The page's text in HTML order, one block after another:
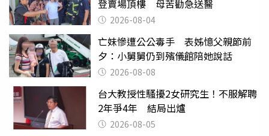
登賣場頂樓 母苦勸急送醫
2026-08-04
亡妹慘遭公公毒手 表姊憶父親節前
夕：小舅舅仍到殯儀館陪她說話
2026-08-08
台大教授性騷擾2女研究生！不服解聘
2年爭4年 結局出爐
2026-08-05